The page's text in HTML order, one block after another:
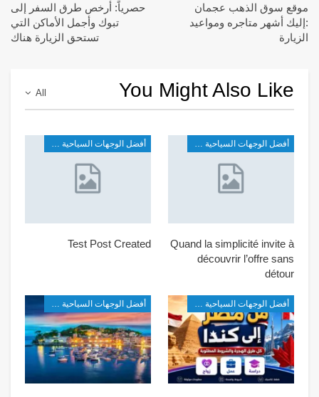
موقع سوق الذهب عجمان
:إليك أشهر متاجره ومواعيد
الزيارة
حصریاً: أرخص طرق السفر إلى
تبوك وأجمل الأماكن التي
تستحق الزیارة ھناك
All You Might Also Like
أفضل الوجهات السياحية في شرق آسيا
Quand la simplicité invite à
découvrir l’offre sans
détour
أفضل الوجهات السياحية في شرق آسيا
Test Post Created